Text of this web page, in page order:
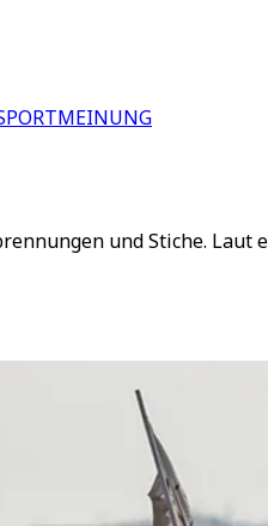
MEINUNG
und Stiche.